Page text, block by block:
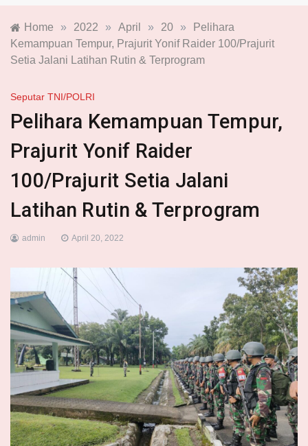
Home » 2022 » April » 20 »
Pelihara
Kemampuan Tempur, Prajurit Yonif Raider 100/Prajurit
Setia Jalani Latihan Rutin & Terprogram
Seputar TNI/POLRI
Pelihara Kemampuan Tempur,
Prajurit Yonif Raider
100/Prajurit Setia Jalani
Latihan Rutin & Terprogram
admin April 20, 2022